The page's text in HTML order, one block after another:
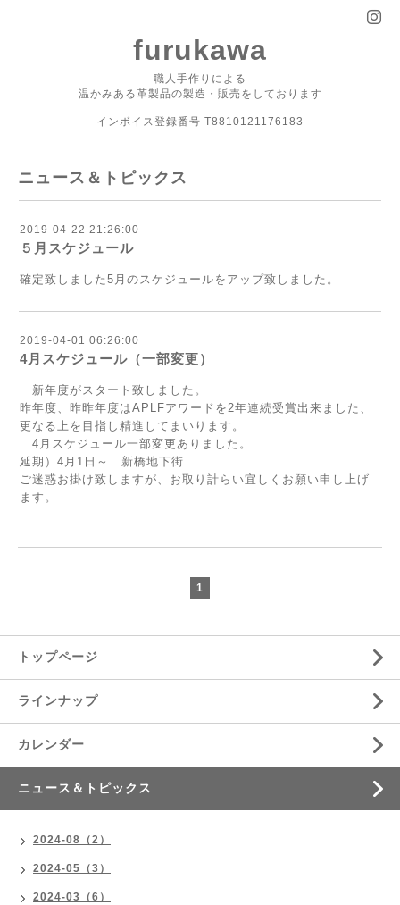
furukawa
職人手作りによる
温かみある革製品の製造・販売をしております
インボイス登録番号 T8810121176183
ニュース＆トピックス
2019-04-22 21:26:00
５月スケジュール
確定致しました5月のスケジュールをアップ致しました。
2019-04-01 06:26:00
4月スケジュール（一部変更）
新年度がスタート致しました。
昨年度、昨昨年度はAPLFアワードを2年連続受賞出来ました、
更なる上を目指し精進してまいります。
4月スケジュール一部変更ありました。
延期）4月1日～ 新橋地下街
ご迷惑お掛け致しますが、お取り計らい宜しくお願い申し上げ
ます。
1
トップページ
ラインナップ
カレンダー
ニュース＆トピックス
2024-08（2）
2024-05（3）
2024-03（6）